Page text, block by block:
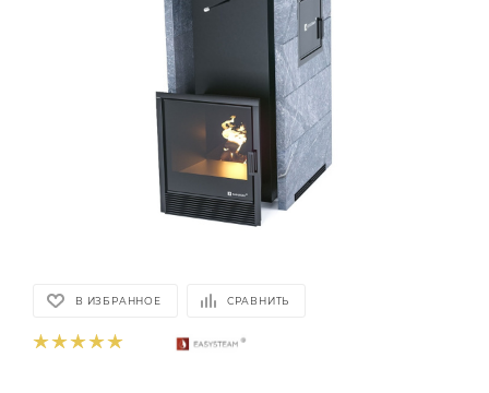
В ИЗБРАННОЕ СРАВНИТЬ